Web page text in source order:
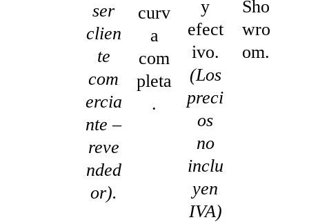
ser
clien
te
com
ercia
nte –
reve
nded
or).
curv
a
com
pleta
.
y
efect
ivo.
(Los
preci
os
no
inclu
yen
IVA)
Sho
wro
om.